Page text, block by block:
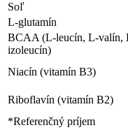
Soľ
L-glutamín
BCAA (L-leucín, L-valín,
izoleucín)
Niacín (vitamín B3)
Riboflavín (vitamín B2)
*Referenčný príjem